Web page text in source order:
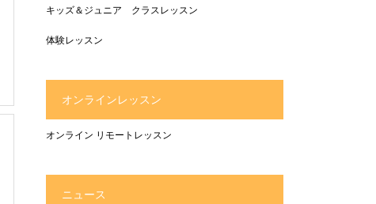
キッズ＆ジュニア クラスレッスン
体験レッスン
オンラインレッスン
オンライン リモートレッスン
ニュース